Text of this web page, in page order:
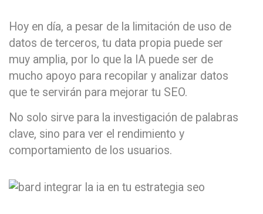
Hoy en día, a pesar de la limitación de uso de
datos de terceros, tu data propia puede ser
muy amplia, por lo que la IA puede ser de
mucho apoyo para recopilar y analizar datos
que te servirán para mejorar tu SEO.
No solo sirve para la investigación de palabras
clave, sino para ver el rendimiento y
comportamiento de los usuarios.